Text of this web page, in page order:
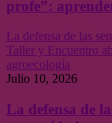
profe”:
La defensa de las
Taller y Encuentro
agroecología
Julio 10, 2026
La defensa de